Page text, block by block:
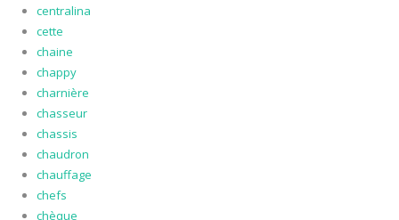
centralina
cette
chaine
chappy
charnière
chasseur
chassis
chaudron
chauffage
chefs
chèque